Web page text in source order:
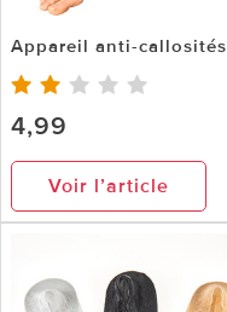
Appareil anti-callosités
4,99
Voir l’article